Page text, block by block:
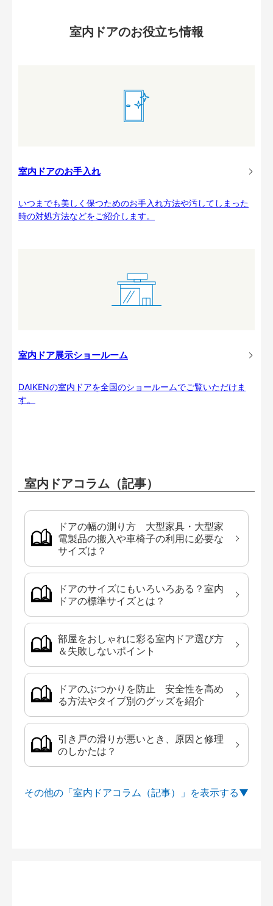
室内ドアのお役立ち情報
室内ドアのお手入れ
いつまでも美しく保つためのお手入れ方法や汚してしまった
時の対処方法などをご紹介します。
室内ドア展示ショールーム
DAIKENの室内ドアを全国のショールームでご覧いただけま
す。
室内ドアコラム（記事）
ドアの幅の測り方 大型家具・大型家
電製品の搬入や車椅子の利用に必要な
サイズは？
ドアのサイズにもいろいろある？室内
ドアの標準サイズとは？
部屋をおしゃれに彩る室内ドア選び方
＆失敗しないポイント
ドアのぶつかりを防止 安全性を高め
る方法やタイプ別のグッズを紹介
引き戸の滑りが悪いとき、原因と修理
のしかたは？
その他の「室内ドアコラム（記事）」を